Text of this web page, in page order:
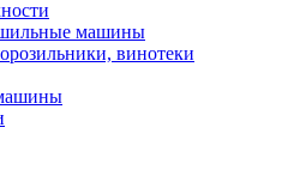
машины
винотеки